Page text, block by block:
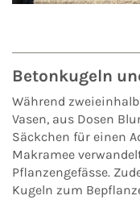
Betonkugeln
Während
Vasen, aus Dosen
Säckchen für einen
Makramee
Pflanzengefässe.
Kugeln zum